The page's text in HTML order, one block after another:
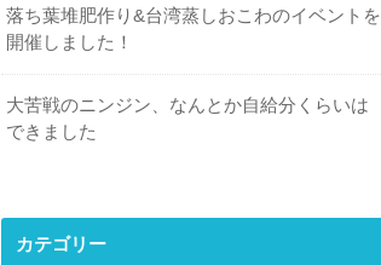
落ち葉堆肥作り&台湾蒸しおこわのイベントを
開催しました！
大苦戦のニンジン、なんとか自給分くらいは
できました
カテゴリー